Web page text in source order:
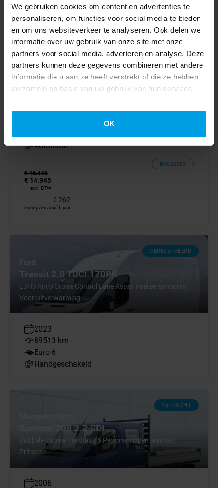
We gebruiken cookies om content en advertenties te
personaliseren, om functies voor social media te bieden
en om ons websiteverkeer te analyseren. Ook delen we
informatie over uw gebruik van onze site met onze
partners voor social media, adverteren en analyse. Deze
partners kunnen deze gegevens combineren met andere
informatie die u aan ze heeft verstrekt of die ze hebben
verzameld op basis van uw gebruik van hun services.
OK
Nissan
Townstar EV 45kWh
Elektrisch L1 260km WLTP LED Climate Control Cruise
Control Laadkabel Parkeersensoren Citan Kangoo
2023
Automaat
BV000983
€ 15.445
€ 14.945
excl. BTW
€ 262
lease p/m vanaf 6 jaar
GERESERVEERD
Ford
Transit 2.0 TDCI 170PK
L3H3 Airco Cruise Control Lane Assist Parkeersensoren
Voorruitverwarming
2023
89513 km
Euro 6
Handgeschakeld
VERKOCHT
Sprinter 208 2.2 CDI
Dubbele Cabine Trekhaak 6 Personen Open laadbak
Pritische
2006